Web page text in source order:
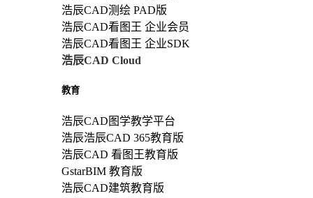
浩辰CAD测绘 PAD版
浩辰CAD看图王 企业会员
浩辰CAD看图王 企业SDK
浩辰CAD Cloud
教育
浩辰CAD图学教学平台
浩辰浩辰CAD 365教育版
浩辰CAD 看图王教育版
GstarBIM 教育版
浩辰CAD建筑教育版